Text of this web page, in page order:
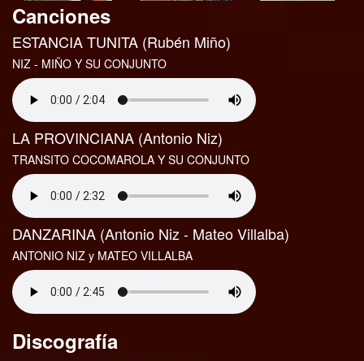
Canciones
ESTANCIA TUNITA (Rubén Miño)
NIZ - MIÑO Y SU CONJUNTO
LA PROVINCIANA (Antonio Niz)
TRANSITO COCOMAROLA Y SU CONJUNTO
DANZARINA (Antonio Niz - Mateo Villalba)
ANTONIO NIZ y MATEO VILLALBA
Discografía